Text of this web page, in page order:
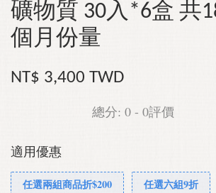
礦物質 30入*6盒 共
個月份量
NT$ 3,400 TWD
總分: 0 - 0評價
適用優惠
任選兩組商品折$200 任選六組9折